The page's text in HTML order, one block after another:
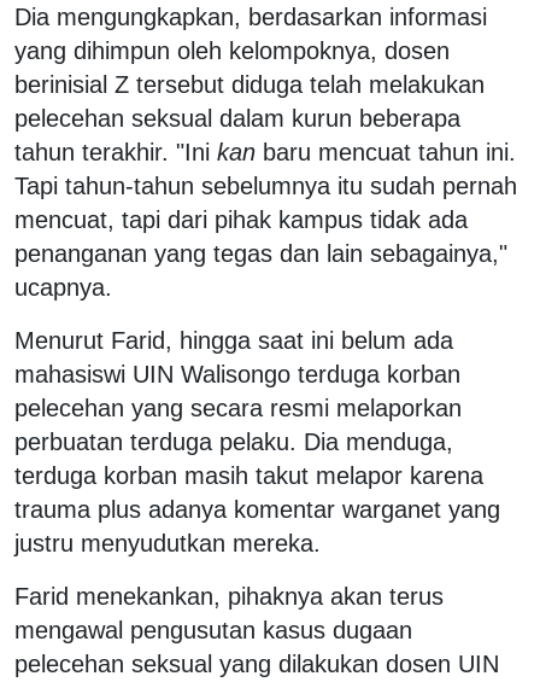
Dia mengungkapkan, berdasarkan informasi
yang dihimpun oleh kelompoknya, dosen
berinisial Z tersebut diduga telah melakukan
pelecehan seksual dalam kurun beberapa
tahun terakhir. "Ini kan baru mencuat tahun ini.
Tapi tahun-tahun sebelumnya itu sudah pernah
mencuat, tapi dari pihak kampus tidak ada
penanganan yang tegas dan lain sebagainya,"
ucapnya.
Menurut Farid, hingga saat ini belum ada
mahasiswi UIN Walisongo terduga korban
pelecehan yang secara resmi melaporkan
perbuatan terduga pelaku. Dia menduga,
terduga korban masih takut melapor karena
trauma plus adanya komentar warganet yang
justru menyudutkan mereka.
Farid menekankan, pihaknya akan terus
mengawal pengusutan kasus dugaan
pelecehan seksual yang dilakukan dosen UIN